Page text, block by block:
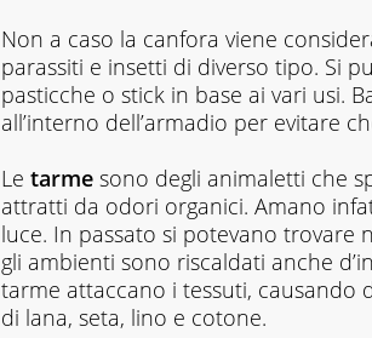
Non a caso la canfora viene
parassiti e insetti di diverso tipo. Si
pasticche o stick in base ai vari usi.
all’interno dell’armadio per evitare
Le tarme sono degli animaletti che
attratti da odori organici. Amano
luce. In passato si potevano trovare
gli ambienti sono riscaldati anche
tarme attaccano i tessuti, causando
di lana, seta, lino e cotone.